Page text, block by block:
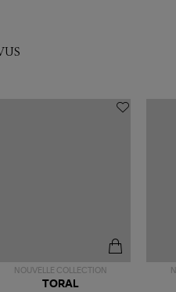
NOUVELLE COLLECTION
TORAL